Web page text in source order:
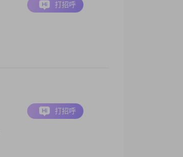
打招呼
打招呼